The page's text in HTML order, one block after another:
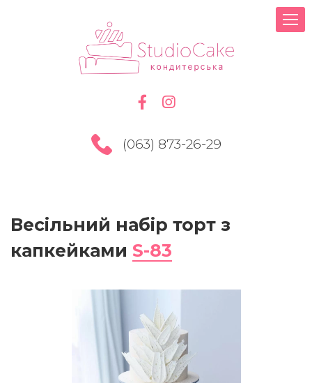
(063) 873-26-29
Весільний набір торт з
капкейками S-83